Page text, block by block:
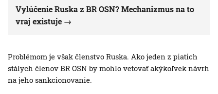
Vylúčenie Ruska z BR OSN? Mechanizmus na to
vraj existuje
Problémom je však členstvo Ruska. Ako jeden z piatich
stálych členov BR OSN by mohlo vetovať akýkoľvek návrh
na jeho sankcionovanie.